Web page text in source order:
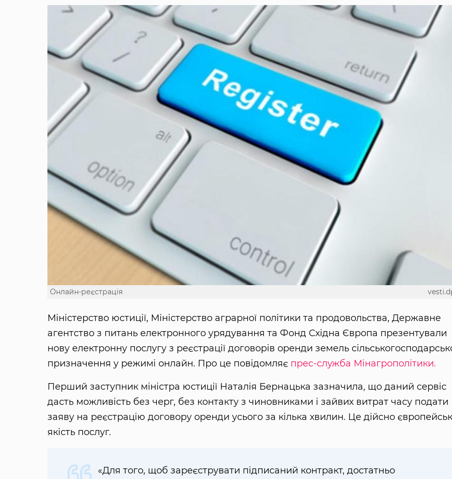
Онлайн-реєстрація
Міністерство юстиції, Міністерство аграрної політики та продовольства, Державне
агентство з питань електронного урядування та Фонд Східна Європа презентували
нову електронну послугу з реєстрації договорів оренди земель
призначення у режимі онлайн. Про це повідомляє прес-служба Мінагрополітики.
Перший заступник міністра юстиції Наталія Бернацька зазначила, що даний сервіс
дасть можливість без черг, без контакту з чиновниками і зайвих витрат часу подати
заяву на реєстрацію договору оренди усього за кілька хвилин. Це дійсно
якість послуг.
«Для того, щоб зареєструвати підписаний контракт, достатньо